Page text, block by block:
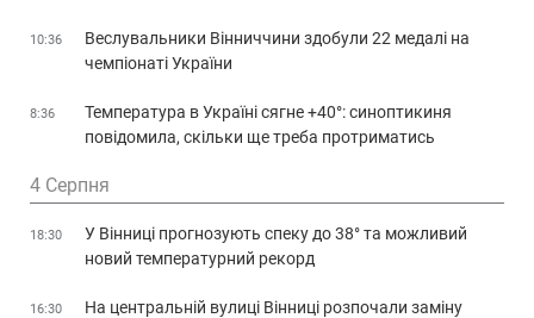
10:36
Веслувальники Вінниччини здобули 22 медалі на
чемпіонаті України
8:36
Температура в Україні сягне +40°: синоптикиня
повідомила, скільки ще треба протриматись
4 Серпня
18:30
У Вінниці прогнозують спеку до 38° та можливий
новий температурний рекорд
16:30
На центральній вулиці Вінниці розпочали заміну